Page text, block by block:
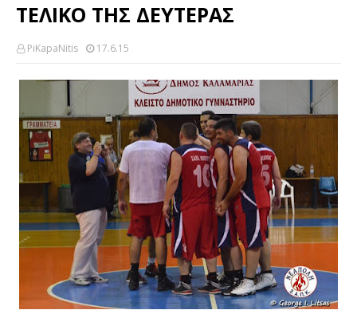
ΤΕΛΙΚΟ ΤΗΣ ΔΕΥΤΕΡΑΣ
PiKapaNitis 17.6.15